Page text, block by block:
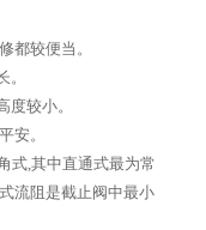
都较便当。
较小。
安。
式,其中直通式最为常
流阻是截止阀中最小